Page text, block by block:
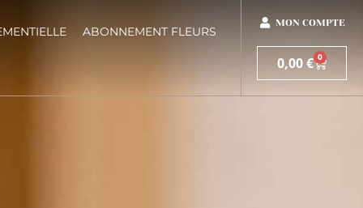
ABONNEMENT FLEURS
MON COMPTE
0,00€ 0